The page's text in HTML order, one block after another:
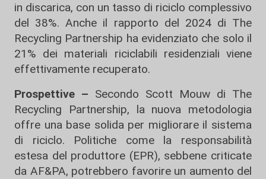
in discarica, con un tasso di riciclo complessivo
del 38%. Anche il rapporto del 2024 di The
Recycling Partnership ha evidenziato che solo il
21% dei materiali riciclabili residenziali viene
effettivamente recuperato.
Prospettive – Secondo Scott Mouw di The
Recycling Partnership, la nuova metodologia
offre una base solida per migliorare il sistema
di riciclo. Politiche come la responsabilità
estesa del produttore (EPR), sebbene criticate
da AF&PA, potrebbero favorire un aumento del